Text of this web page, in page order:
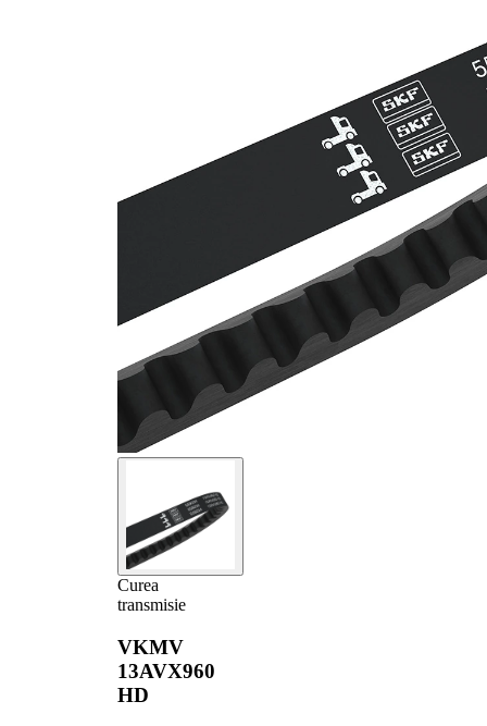
Curea
transmisie
VKMV
13AVX960
HD